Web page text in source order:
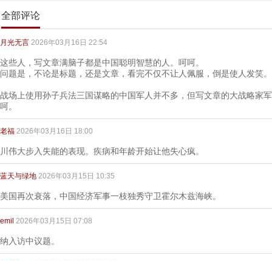
全部评论
月光无言 2026年03月16日 22:54
这些人，写文章满脑子都是中国聪明智慧的人。呵呵。
问题是，不论是标题，还是文章，看完不仅不让人佩服，倒是使人发笑。
战场上使用孙子兵法三国谋略的中国军人并不多，但写文章的大战略家
呵。
老福 2026年03月16日 18:00
川伟大步入失能的表现。疾病和年龄开始让他失心疯。
蓝天与绿地 2026年03月15日 10:35
美国再次衰落，中国经济军事一枝独秀守卫霍尔木兹海峡。
emil 2026年03月15日 07:08
纳入访中议题。